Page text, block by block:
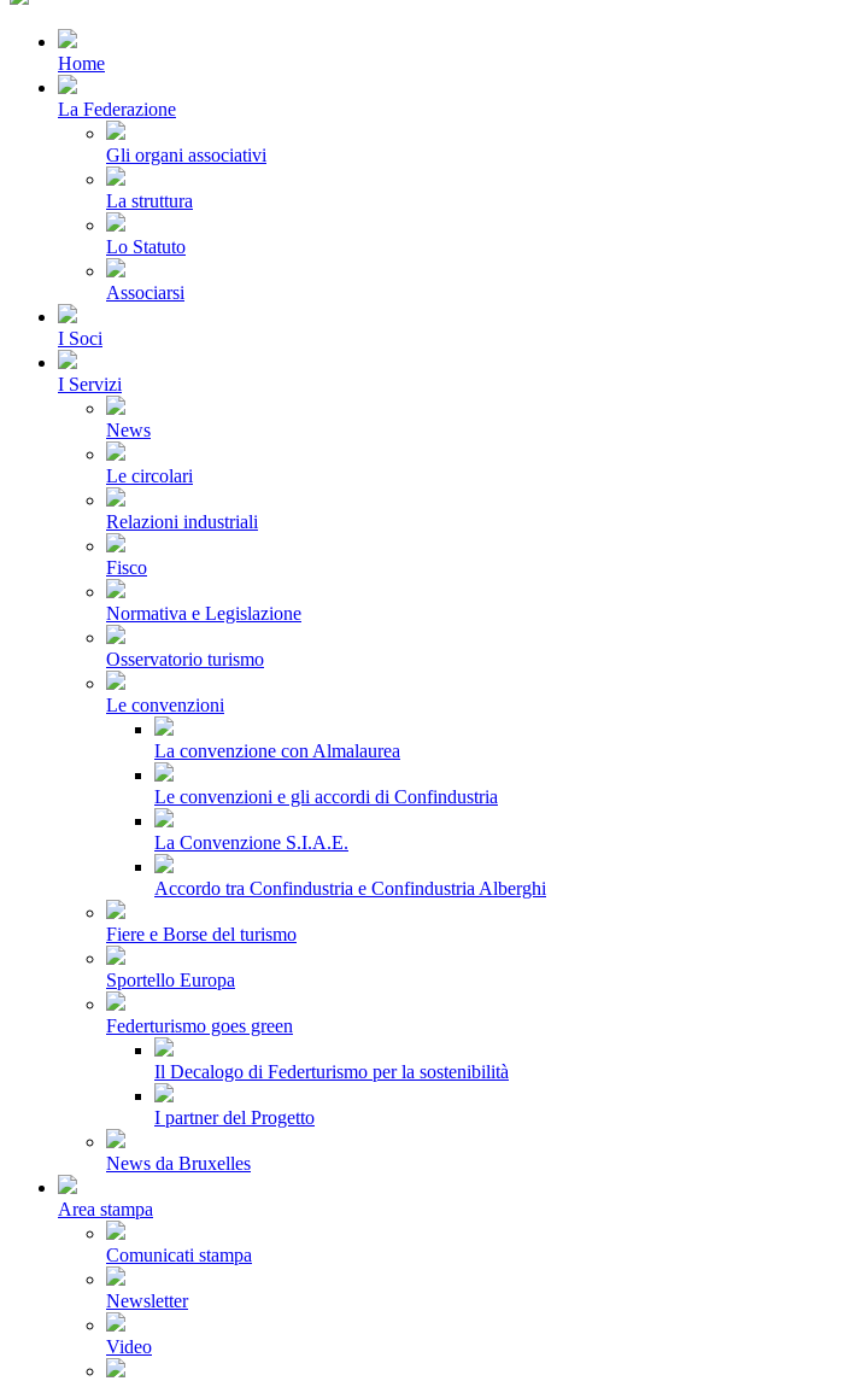
Home
La Federazione
Gli organi associativi
La struttura
Lo Statuto
Associarsi
I Soci
I Servizi
News
Le circolari
Relazioni industriali
Fisco
Normativa e Legislazione
Osservatorio turismo
Le convenzioni
La convenzione con Almalaurea
Le convenzioni e gli accordi di Confindustria
La Convenzione S.I.A.E.
Accordo tra Confindustria e Confindustria Alberghi
Fiere e Borse del turismo
Sportello Europa
Federturismo goes green
Il Decalogo di Federturismo per la sostenibilità
I partner del Progetto
News da Bruxelles
Area stampa
Comunicati stampa
Newsletter
Video